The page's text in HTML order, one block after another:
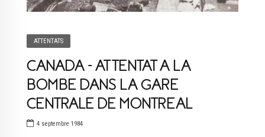
ATTENTATS
CANADA – ATTENTAT A LA
BOMBE DANS LA GARE
CENTRALE DE MONTREAL
4 septembre 1984